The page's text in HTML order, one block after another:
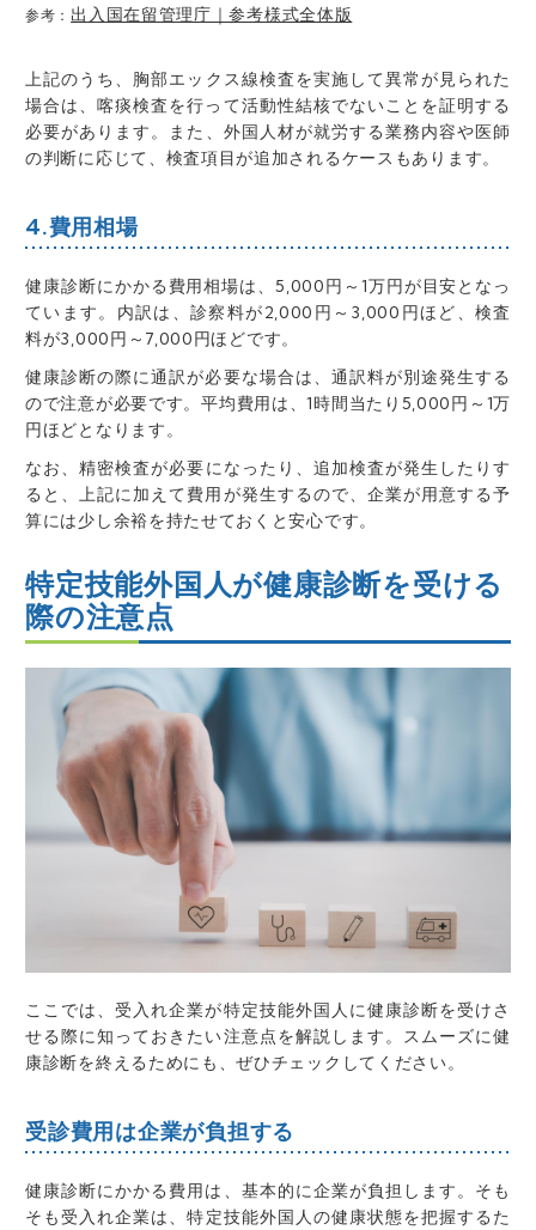
参考： 出入国在留管理庁｜参考様式全体版
上記のうち、 胸部エックス線検査を実施して異常が見られた
場合は、喀痰検査を行って活動性結核でないことを証明する
必要があります。また、 外国人材が就労する業務内容や医師
の判断に応じて、検査項目が追加されるケースもあります。
4.費用相場
健康診断にかかる費用相場は、5,000円～1万円が目安となっ
ています。内訳は、診察料が2,000円～3,000円ほど、 検査
料が3,000円～7,000円ほどです。
健康診断の際に通訳が必要な場合は、通訳料が別途発生する
ので注意が必要です。平均費用は、1時間当たり5,000円～1万
円ほどとなります。
なお、精密検査が必要になったり、追加検査が発生したりす
ると、上記に加えて費用が発生するので、企業が用意する予
算には少し余裕を持たせておくと安心です。
特定技能外国人が健康診断を受ける
際の注意点
ここでは、受入れ企業が特定技能外国人に健康診断を受けさ
せる際に知っておきたい注意点を解説します。スムーズに健
康診断を終えるためにも、ぜひチェックしてください。
受診費用は企業が負担する
健康診断にかかる費用は、基本的に企業が負担します。そも
そも受入れ企業は、特定技能外国人の健康状態を把握するた